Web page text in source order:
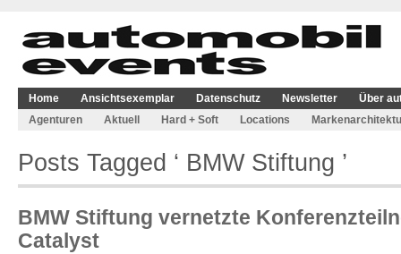
Home Ansichtsexemplar Datenschutz Newsletter
Über
Agenturen
Aktuell Hard + Soft Locations
Posts Tagged ‘ BMW Stiftung ’
BMW Stiftung vernetzte
Catalyst